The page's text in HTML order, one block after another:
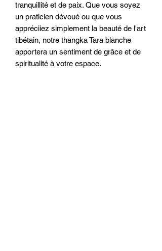
tranquillité et de paix. Que vous soyez
un praticien dévoué ou que vous
appréciiez simplement la beauté de l'art
tibétain, notre thangka Tara blanche
apportera un sentiment de grâce et de
spiritualité à votre espace.